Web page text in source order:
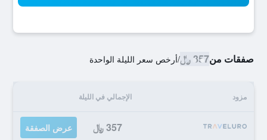
صفقات من357 ﷼ /أرخص سعر الليلة الواحدة
مزود الإجمالي في الليلة
357 ﷼ عرض الصفقة